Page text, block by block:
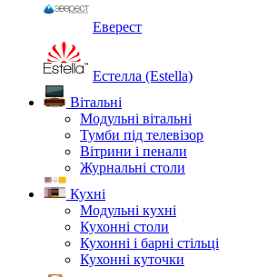
Еверест
Естелла (Estella)
Вітальні
Модульні вітальні
Тумби під телевізор
Вітрини і пенали
Журнальні столи
Кухні
Модульні кухні
Кухонні столи
Кухонні і барні стільці
Кухонні куточки